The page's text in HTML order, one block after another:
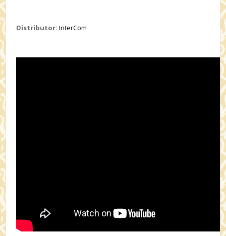
Distributor: InterCom